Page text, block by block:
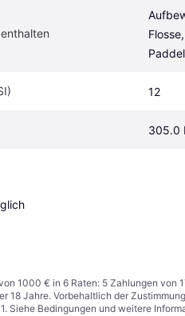
12
305.0 L
1000 € in 6 Raten: 5 Zahlungen
18 Jahre. Vorbehaltlich der
Siehe Bedingungen und weitere